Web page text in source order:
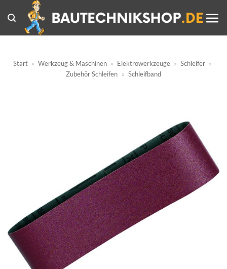
Inhalt
springen
Start » Werkzeug & Maschinen » Elektrowerkzeuge » Schleifer »
Zubehör Schleifen » Schleifband